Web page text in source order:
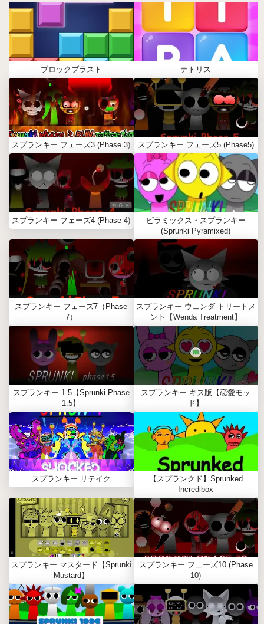
ブロックブラスト テトリス
スプランキー フェーズ3 (Phase 3) スプランキー フェーズ5 (Phase5)
スプランキー フェーズ4 (Phase 4)
ピラミックス・スプランキー
(Sprunki Pyramixed)
スプランキー フェーズ7（Phase
7）
スプランキー ウェンダ トリートメ
ント【Wenda Treatment】
スプランキー 1.5【Sprunki Phase
1.5】
スプランキー キス版【恋愛モッ
ド】
スプランキー リテイク
【スプランクド】Sprunked
Incredibox
スプランキー マスタード【Sprunki
Mustard】
スプランキー フェーズ10 (Phase
10)